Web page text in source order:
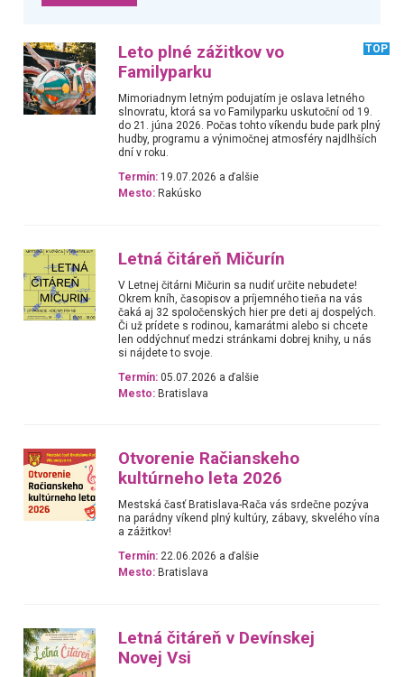
Leto plné zážitkov vo
Familyparku
TOP
Mimoriadnym letným podujatím je oslava letného
slnovratu, ktorá sa vo Familyparku uskutoční od 19.
do 21. júna 2026. Počas tohto víkendu bude park plný
hudby, programu a výnimočnej atmosféry najdlhších
dní v roku.
Termín: 19.07.2026 a ďalšie
Mesto: Rakúsko
Letná čitáreň Mičurín
V Letnej čitárni Mičurin sa nudiť určite nebudete!
Okrem kníh, časopisov a príjemného tieňa na vás
čaká aj 32 spoločenských hier pre deti aj dospelých.
Či už prídete s rodinou, kamarátmi alebo si chcete
len oddýchnuť medzi stránkami dobrej knihy, u nás
si nájdete to svoje.
Termín: 05.07.2026 a ďalšie
Mesto: Bratislava
Otvorenie Račianskeho
kultúrneho leta 2026
Mestská časť Bratislava-Rača vás srdečne pozýva
na parádny víkend plný kultúry, zábavy, skvelého vína
a zážitkov!
Termín: 22.06.2026 a ďalšie
Mesto: Bratislava
Letná čitáreň v Devínskej
Novej Vsi